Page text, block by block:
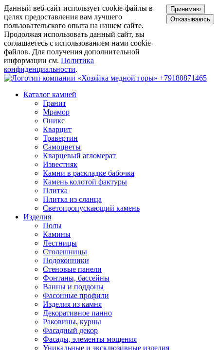
Данный веб-сайт использует cookie-файлы в
целях предоставления вам лучшего
пользовательского опыта на нашем сайте.
Продолжая использовать данный сайт, вы
соглашаетесь с использованием нами cookie-
файлов. Для получения дополнительной
информации см. Политика
конфиденциальности.
Принимаю
Отказываюсь
+79180871465
Каталог камней
Гранит
Мрамор
Оникс
Кварцит
Травертин
Самоцветы
Кварцевый агломерат
Известняк
Камни в раскладке бабочка
Камень колотой фактуры
Плитка
Плитка из сланца
Светопропускающий камень
Изделия
Полы
Камины
Лестницы
Столешницы
Подоконники
Стеновые панели
Фонтаны, бассейны
Ванны и поддоны
Фасонные профили
Изделия из камня
Декоративное панно
Раковины, курны
Фасадный декор
Фасады, элементы мощения
Уникальные и эксклюзивные изделия